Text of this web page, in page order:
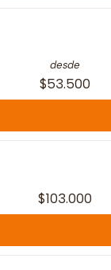
desde
$53.500
$103.000